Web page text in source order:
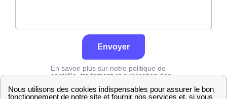
Envoyer
En savoir plus sur notre politique de
contrôle, traitement et publication des